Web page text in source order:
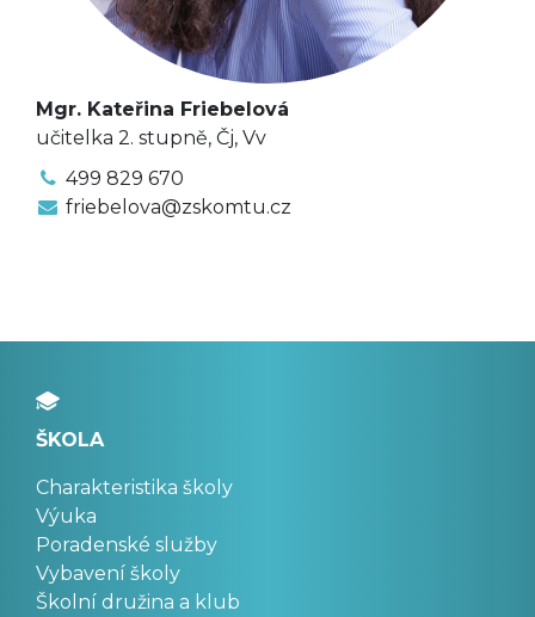
Mgr. Kateřina Friebelová
učitelka 2. stupně, Čj, Vv
499 829 670
friebelova@zskomtu.cz
ŠKOLA
Charakteristika školy
Výuka
Poradenské služby
Vybavení školy
Školní družina a klub